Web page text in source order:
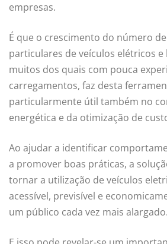
empresas.
É que o crescimento do número
particulares de veículos elétricos
muitos dos quais com pouca
carregamentos, faz desta
particularmente útil também no
energética e da otimização de
Ao ajudar a identificar
a promover boas práticas, a
tornar a utilização de veículos
acessível, previsível e
um público cada vez mais alargado.